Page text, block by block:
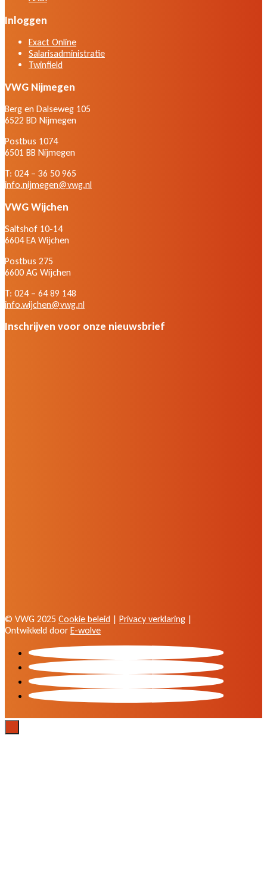
Inloggen
Exact Online
Salarisadministratie
Twinfield
VWG Nijmegen
Berg en Dalseweg 105
6522 BD Nijmegen
Postbus 1074
6501 BB Nijmegen
T: 024 – 36 50 965
info.nijmegen@vwg.nl
VWG Wijchen
Saltshof 10-14
6604 EA Wijchen
Postbus 275
6600 AG Wijchen
T: 024 – 64 89 148
info.wijchen@vwg.nl
Inschrijven voor onze nieuwsbrief
© VWG 2025 Cookie beleid | Privacy verklaring |
Ontwikkeld door E-wolve